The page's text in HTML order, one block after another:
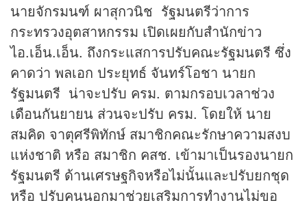
นายจักรมนฑ์ ผาสุกวนิช รัฐมนตรีว่าการ
กระทรวงอุตสาหกรรม เปิดเผยกับสำนักข่าว
ไอ.เอ็น.เอ็น. ถึงกระแสการปรับคณะรัฐมนตรี ซึ่ง
คาดว่า พลเอก ประยุทธ์ จันทร์โอชา นายก
รัฐมนตรี น่าจะปรับ ครม. ตามกรอบเวลาช่วง
เดือนกันยายน ส่วนจะปรับ ครม. โดยให้ นาย
สมคิด จาตุศรีพิทักษ์ สมาชิกคณะรักษาความสงบ
แห่งชาติ หรือ สมาชิก คสช. เข้ามาเป็นรองนายก
รัฐมนตรี ด้านเศรษฐกิจหรือไม่นั้นและปรับยกชุด
หรือ ปรับคนนอกมาช่วยเสริมการทำงานไม่ขอ